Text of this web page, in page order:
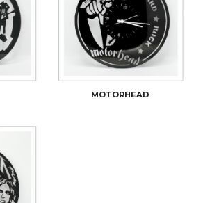
MOTORHEAD